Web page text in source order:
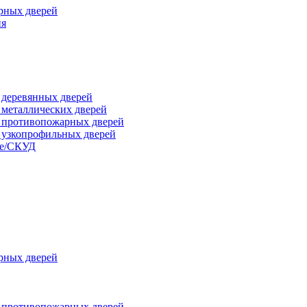
дверей
дверей
дверей
дверей
дверей
СКУД
дверей